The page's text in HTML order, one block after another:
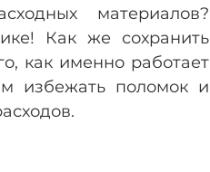
материалов?
Как же сохранить
как именно работает
избежать поломок и